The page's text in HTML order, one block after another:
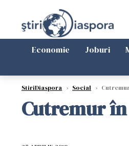
Economie Joburi
StiriDiaspora › Social ›
Cutremur